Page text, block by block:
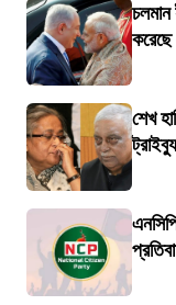
করেছে
শেখ